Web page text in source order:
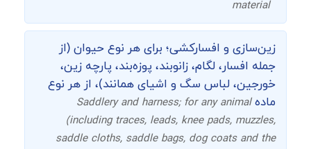
material
زین‌سازی و افسارکشی؛ برای هر نوع حیوان (از
جمله افسار، لگام، زانوبند، پوزه‌بند، پارچه زین،
خورجین، لباس سگ و اشیای همانند)، از هر نوع
مادهSaddlery and harness; for any animal
(including traces, leads, knee pads, muzzles,
saddle cloths, saddle bags, dog coats and the